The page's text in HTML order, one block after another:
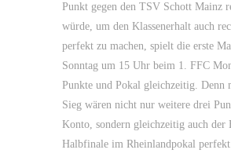
Punkt gegen den TSV Schott Mainz
würde, um den Klassenerhalt auch
perfekt zu machen, spielt die erste
Sonntag um 15 Uhr beim 1. FFC
Punkte und Pokal gleichzeitig. Denn
Sieg wären nicht nur weitere drei
Konto, sondern gleichzeitig auch der
Halbfinale im Rheinlandpokal